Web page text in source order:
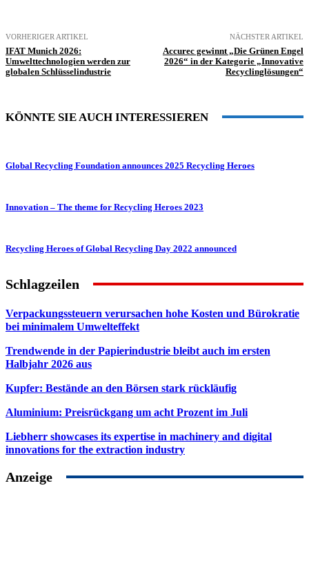
VORHERIGER ARTIKEL
IFAT Munich 2026:
Umwelttechnologien werden zur
globalen Schlüsselindustrie
NÄCHSTER ARTIKEL
Accurec gewinnt „Die Grünen Engel
2026“ in der Kategorie „Innovative
Recyclinglösungen“
KÖNNTE SIE AUCH INTERESSIEREN
Global Recycling Foundation announces 2025 Recycling Heroes
Innovation – The theme for Recycling Heroes 2023
Recycling Heroes of Global Recycling Day 2022 announced
Schlagzeilen
Verpackungssteuern verursachen hohe Kosten und Bürokratie
bei minimalem Umwelteffekt
Trendwende in der Papierindustrie bleibt auch im ersten
Halbjahr 2026 aus
Kupfer: Bestände an den Börsen stark rückläufig
Aluminium: Preisrückgang um acht Prozent im Juli
Liebherr showcases its expertise in machinery and digital
innovations for the extraction industry
Anzeige